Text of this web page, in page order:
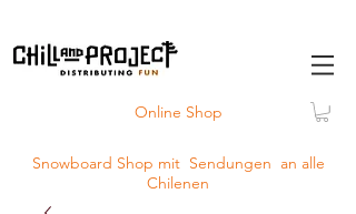
Online Shop
Snowboard Shop mit Sendungen an alle
Chilenen